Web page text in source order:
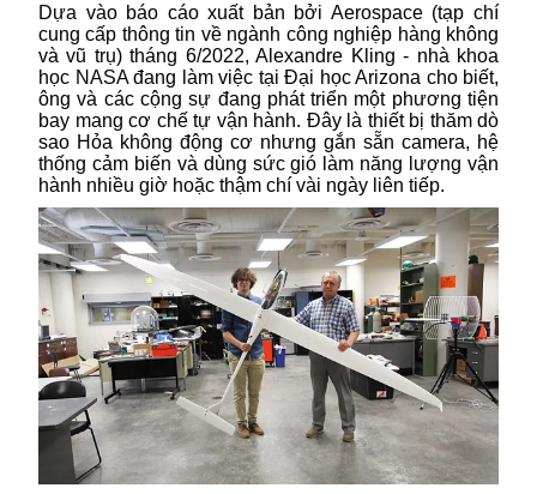
Dựa vào báo cáo xuất bản bởi Aerospace (tạp chí
cung cấp thông tin về ngành công nghiệp hàng không
và vũ trụ) tháng 6/2022, Alexandre Kling - nhà khoa
học NASAđang làm việc tại Đại học Arizona cho biết,
ông và các cộng sự đang phát triển một phương tiện
bay mang cơ chế tự vận hành. Đây là thiết bị thăm dò
sao Hỏa không động cơ nhưng gắn sẵn camera, hệ
thống cảm biến và dùng sức gió làm năng lượng vận
hành nhiều giờ hoặc thậm chí vài ngày liên tiếp.